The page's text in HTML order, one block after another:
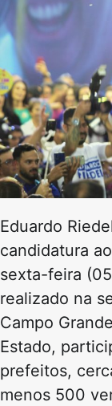
Eduardo
candidatura
sexta-feira
realizado na
Campo
Estado,
prefeitos,
menos 500